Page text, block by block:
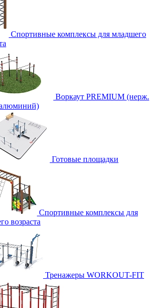
Спортивные комплексы для младшего
Воркаут PREMIUM (нерж.
алюминий)
Готовые площадки
Спортивные комплексы для
возраста
Тренажеры WORKOUT-FIT